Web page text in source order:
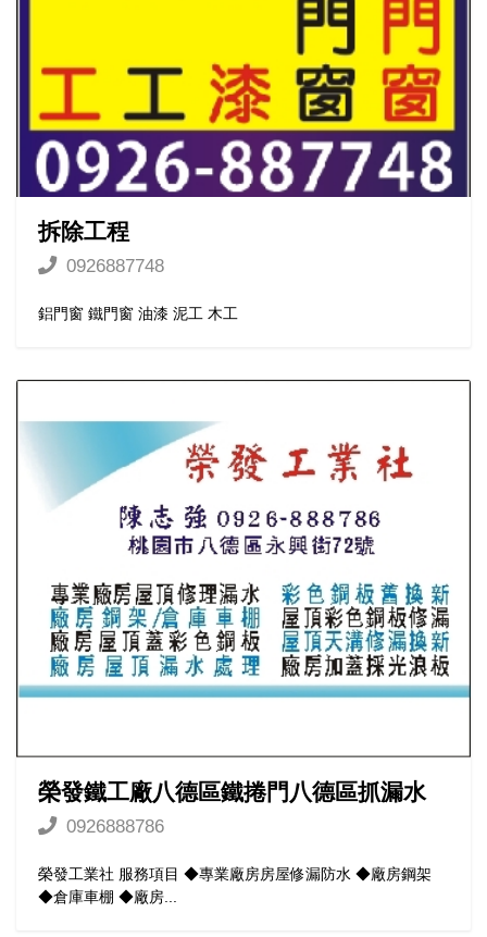
拆除工程
0926887748
鋁門窗 鐵門窗 油漆 泥工 木工
榮發鐵工廠八德區鐵捲門八德區抓漏水
0926888786
榮發工業社 服務項目 ◆專業廠房房屋修漏防水 ◆廠房鋼架
◆倉庫車棚 ◆廠房...